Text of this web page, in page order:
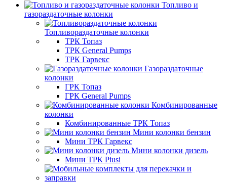
Топливо и
газораздаточные колонки
Топливораздаточные колонки
ТРК Топаз
ТРК General Pumps
ТРК Гарвекс
Газораздаточные
колонки
ГРК Топаз
ГРК General Pumps
Комбинированные
колонки
Комбинированные ТРК Топаз
Мини колонки бензин
Мини ТРК Гарвекс
Мини колонки дизель
Мини ТРК Piusi